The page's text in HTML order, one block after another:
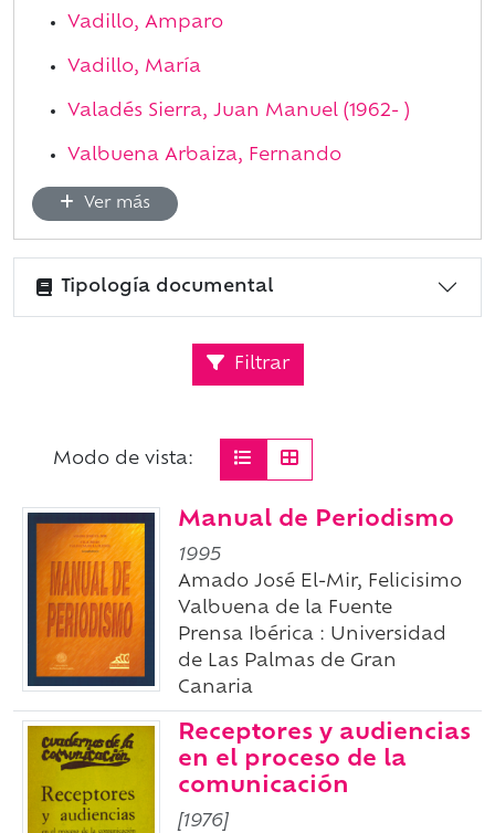
Vadillo, Amparo
Vadillo, María
Valadés Sierra, Juan Manuel (1962- )
Valbuena Arbaiza, Fernando
Ver más
Tipología documental
Filtrar
Modo de vista:
Manual de Periodismo
1995
Amado José El-Mir, Felicisimo
Valbuena de la Fuente
Prensa Ibérica : Universidad
de Las Palmas de Gran
Canaria
Receptores y audiencias
en el proceso de la
comunicación
[1976]